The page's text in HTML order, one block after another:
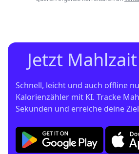
Jetzt
Schnell, leicht und auch offline
Kalorienzähler mit KI. Tracke
Sekunden und erreiche deine